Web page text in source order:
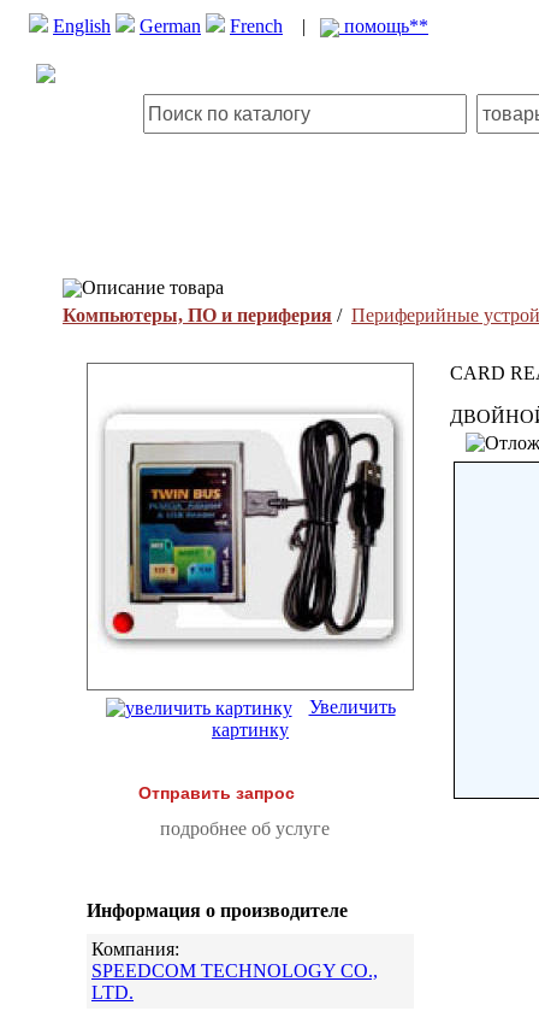
English German French | помощь**
Описание товара
Компьютеры, ПО и периферия / Периферийные
Увеличить
картинку
Отправить запрос
подробнее об услуге
Информация о производителе
Компания:
SPEEDCOM TECHNOLOGY CO.,
LTD.
CARD